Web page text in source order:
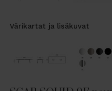
Värikartat ja lisäkuvat